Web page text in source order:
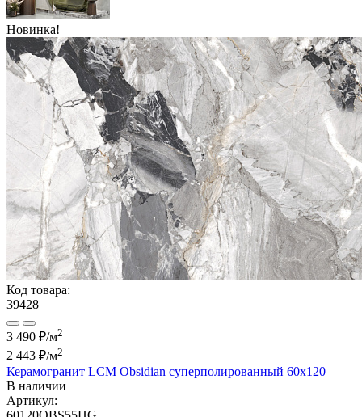
Новинка!
Код товара:
39428
3 490 ₽/м2
2 443 ₽/м2
Керамогранит LCM Obsidian суперполированный 60x120
В наличии
Артикул: